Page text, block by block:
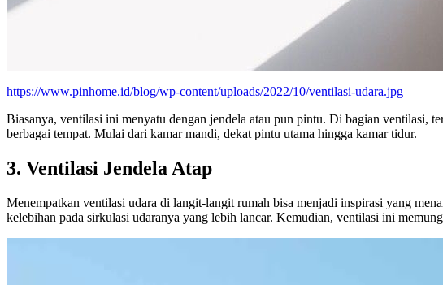
https://www.pinhome.id/blog/wp-content/uploads/2022/10/ventilasi-udara.jpg
Biasanya, ventilasi ini menyatu dengan jendela atau pun pintu. Di bagian ventilasi,
berbagai tempat. Mulai dari kamar mandi, dekat pintu utama hingga kamar tidur.
3. Ventilasi Jendela Atap
Menempatkan ventilasi udara di langit-langit rumah bisa menjadi inspirasi yang
kelebihan pada sirkulasi udaranya yang lebih lancar. Kemudian, ventilasi ini